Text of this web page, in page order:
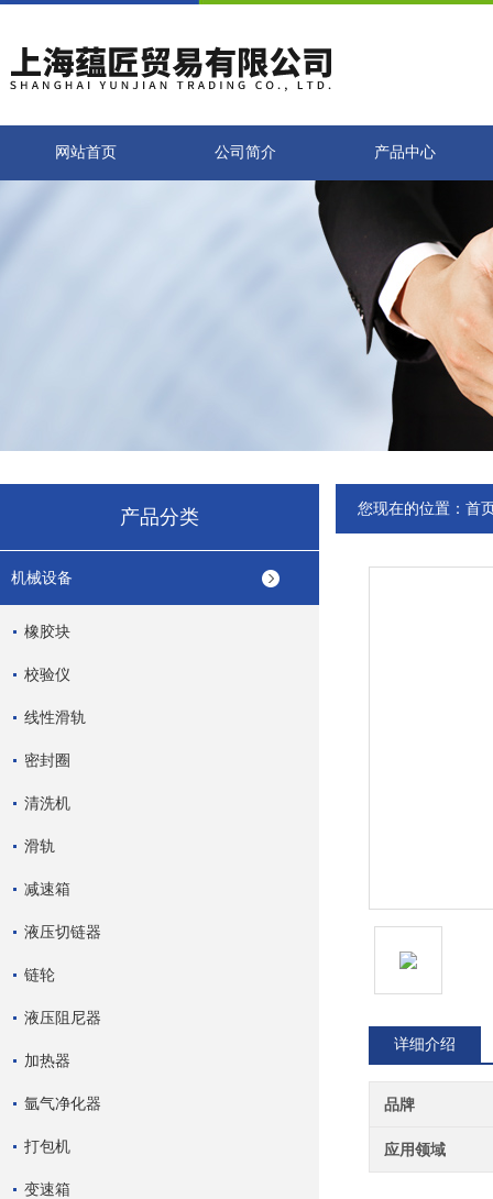
网站首页 公司简介 产品中心
产品分类
机械设备
橡胶块
校验仪
线性滑轨
密封圈
清洗机
滑轨
减速箱
液压切链器
链轮
液压阻尼器
加热器
氩气净化器
打包机
变速箱
您现在的位置： 首
详细介绍
品牌
应用领域